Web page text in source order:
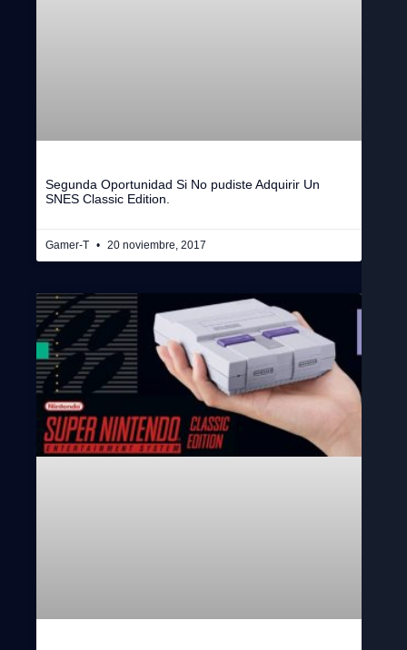
Segunda Oportunidad Si No pudiste Adquirir Un
SNES Classic Edition.
Gamer-T 20 noviembre, 2017